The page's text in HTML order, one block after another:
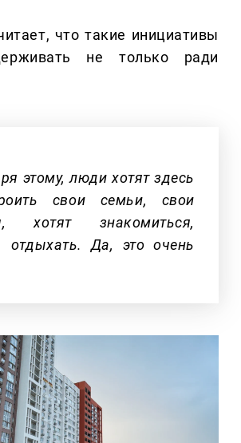
что такие инициативы
не только ради
этому, люди хотят здесь
свои семьи, свои
хотят знакомиться,
отдыхать. Да, это очень